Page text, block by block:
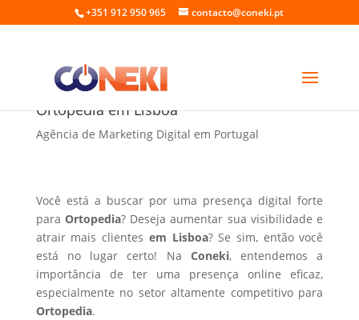
+351 912 950 965 contacto@coneki.pt
Agência de marketing digital para
Ortopedia em Lisboa
Agência de Marketing Digital em Portugal
Você está a buscar por uma presença digital forte
paraOrtopedia? Deseja aumentar sua visibilidade e
atrair mais clientes em Lisboa? Se sim, então você
está no lugar certo! Na Coneki, entendemos a
importância de ter uma presença online eficaz,
especialmente no setor altamente competitivo para
Ortopedia.